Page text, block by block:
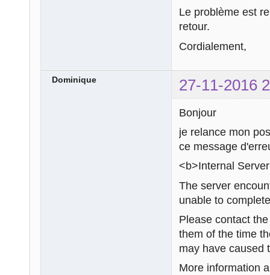
Le problème est
retour.
Cordialement,
Dominique 27-11-2016
Bonjour
je relance mon
ce message
<b>Internal
The server
unable to
Please contact
them of the time
may have caused
More information